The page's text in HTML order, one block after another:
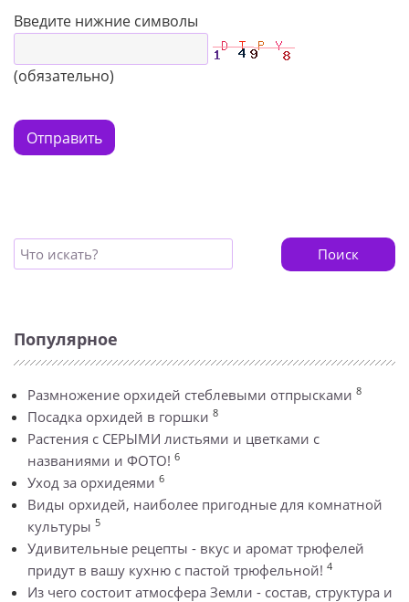
Поиск
Популярное
Размножение орхидей стеблевыми отпрысками 8
Посадка орхидей в горшки 8
Растения с СЕРЫМИ листьями и цветками с
названиями и ФОТО! 6
Уход за орхидеями 6
Виды орхидей, наиболее пригодные для комнатной
культуры 5
Удивительные рецепты - вкус и аромат трюфелей
придут в вашу кухню с пастой трюфельной! 4
Из чего состоит атмосфера Земли - состав, структура и
Введите нижние символы
(обязательно)
Отправить